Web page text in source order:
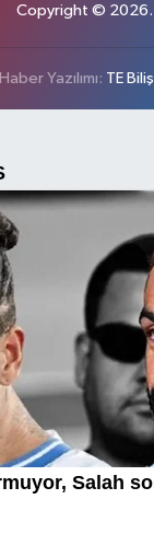
Copyright © 2026.
Haber Yazılımı: TE